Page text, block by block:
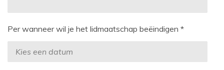
Per wanneer wil je het lidmaatschap beëindigen *